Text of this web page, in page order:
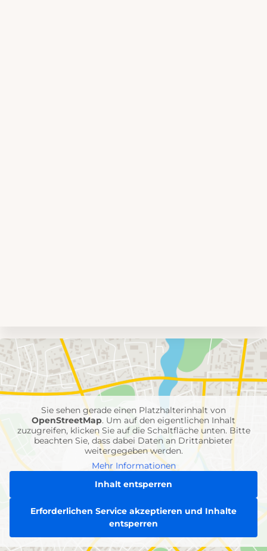
Umgebungskarte
mit
Feuerwehr-
Einheiten
Sie sehen gerade einen Platzhalterinhalt von
OpenStreetMap. Um auf den eigentlichen Inhalt
zuzugreifen, klicken Sie auf die Schaltfläche unten. Bitte
beachten Sie, dass dabei Daten an Drittanbieter
weitergegeben werden.
Mehr Informationen
Inhalt entsperren
Erforderlichen Service akzeptieren und Inhalte
entsperren